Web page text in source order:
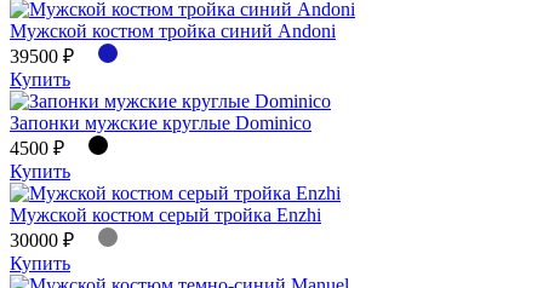
Мужской костюм тройка синий Andoni
39500 ₽
Купить
Запонки мужские круглые Dominico
4500 ₽
Купить
Мужской костюм серый тройка Еnzhi
30000 ₽
Купить